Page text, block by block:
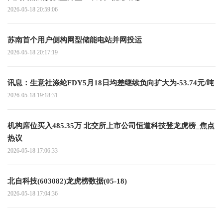
2026-05-18 20:59:06
苏南首个用户侧构网型储能电站并网投运
2026-05-18 20:17:19
讯息：生意社涤纶FDY5月18日均差继续负向扩大为-53.74元/吨
2026-05-18 19:18:31
机构席位买入485.35万 北交所上市公司恒道科技登龙虎榜_焦点
热议
2026-05-18 17:06:33
北自科技(603082)龙虎榜数据(05-18)
2026-05-18 17:04:36